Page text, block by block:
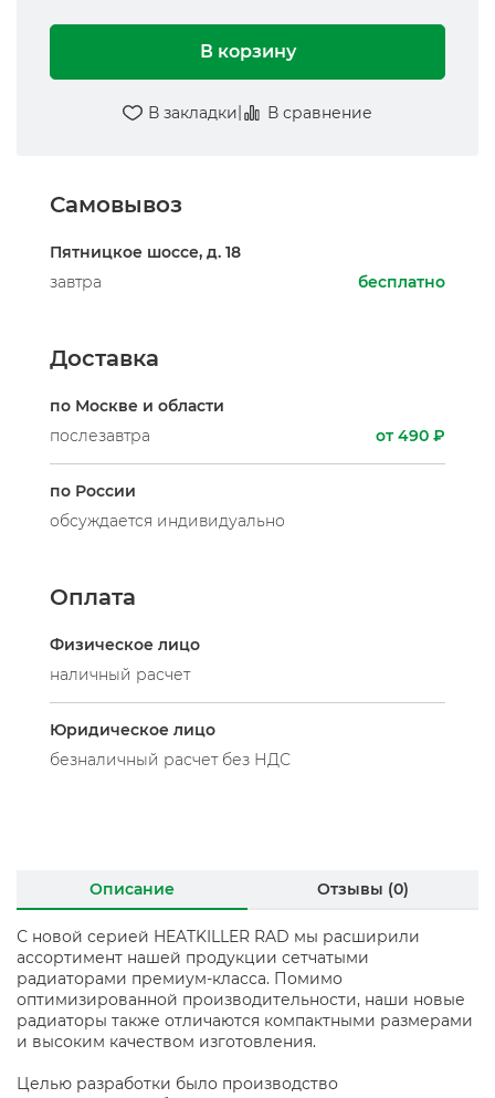
В корзину
В закладки| В сравнение
Самовывоз
Пятницкое шоссе, д. 18
завтра
бесплатно
Доставка
по Москве и области
послезавтра
от 490 ₽
по России
обсуждается индивидуально
Оплата
Физическое лицо
наличный расчет
Юридическое лицо
безналичный расчет без НДС
Описание Отзывы (0)
С новой серией HEATKILLER RAD мы расширили
ассортимент нашей продукции сетчатыми
радиаторами премиум-класса. Помимо
оптимизированной производительности, наши новые
радиаторы также отличаются компактными размерами
и высоким качеством изготовления.
Целью разработки было производство